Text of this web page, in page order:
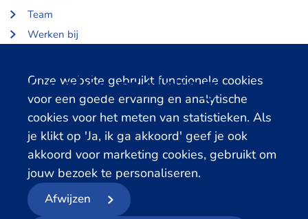
Cookie melding
Onze website gebruikt functionele cookies
voor een goede ervaring en analytische
cookies voor het meten van statistieken. Als
je klikt op 'Ja, ik ga akkoord' geef je ook
akkoord voor marketing cookies, gebruikt om
jouw bezoek te personaliseren.
Afwijzen
Team
Werken bij
Partners en opdrachtgevers
Gerelateerde databanken
LISS Data Archive
SHARE Data Access
DHS Data Access